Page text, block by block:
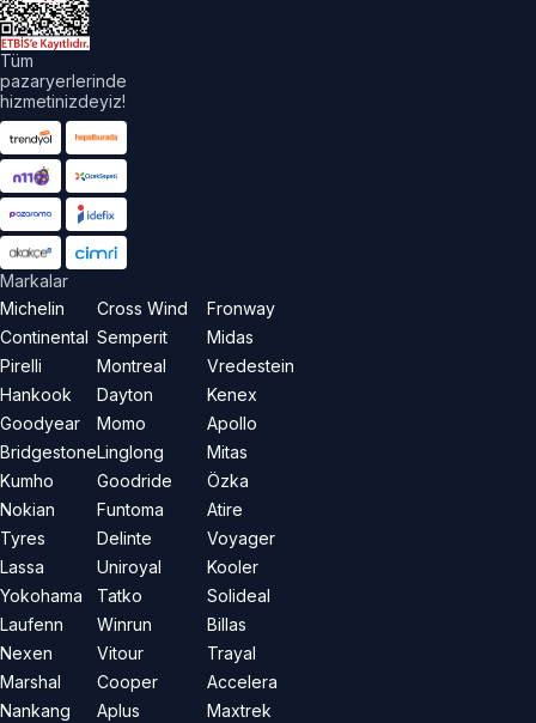
Tüm
pazaryerlerinde
hizmetinizdeyiz!
Markalar
Michelin
Continental
Pirelli
Hankook
Goodyear
Bridgestone
Kumho
Nokian
Tyres
Lassa
Yokohama
Laufenn
Nexen
Marshal
Nankang
Cross Wind
Semperit
Montreal
Dayton
Momo
Linglong
Goodride
Funtoma
Delinte
Uniroyal
Tatko
Winrun
Vitour
Cooper
Aplus
Fronway
Midas
Vredestein
Kenex
Apollo
Mitas
Özka
Atire
Voyager
Kooler
Solideal
Billas
Trayal
Accelera
Maxtrek